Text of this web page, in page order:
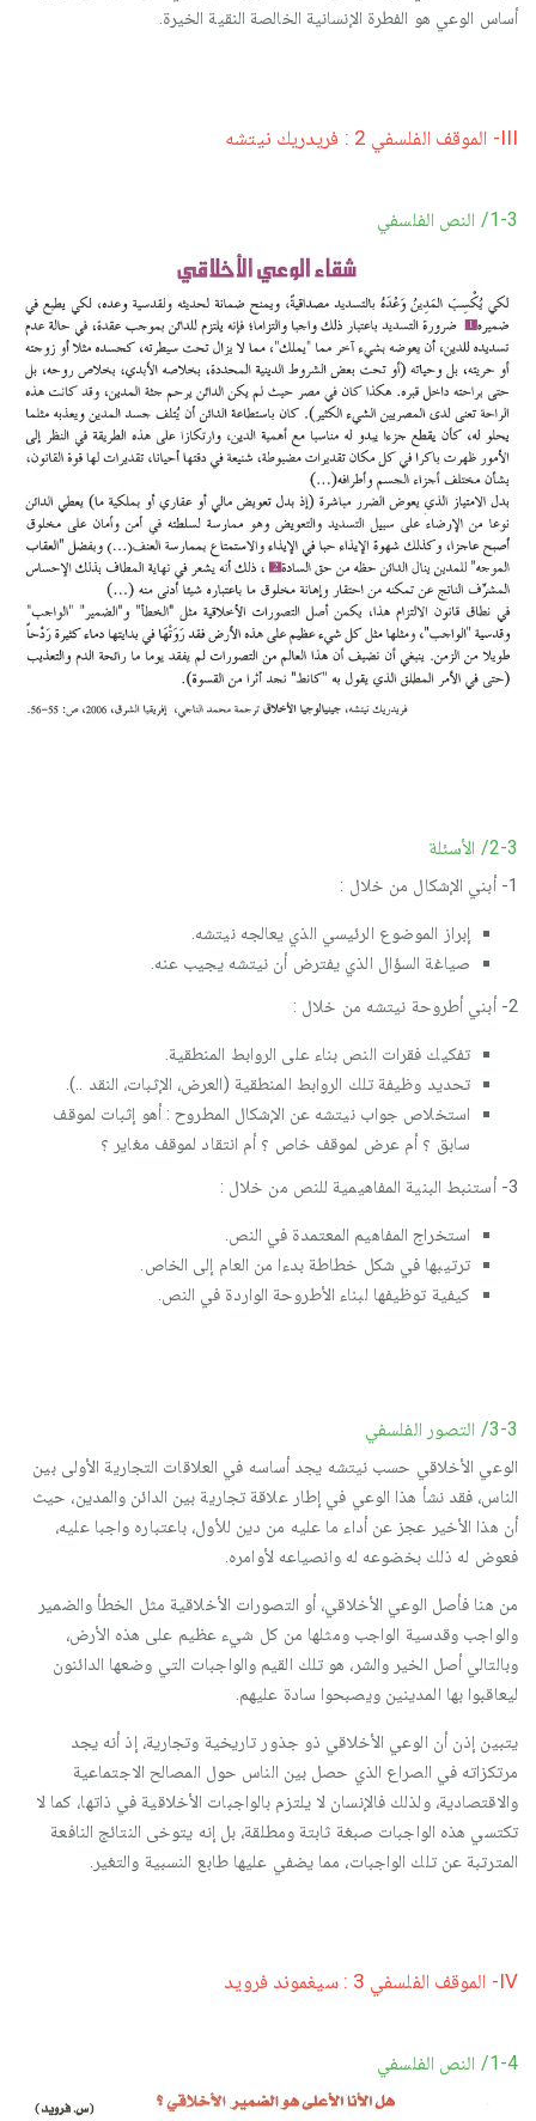
أساس الوعي هو الفطرة الإنسانية الخالصة النقية الخيرة.
III- الموقف الفلسفي 2 : فريدريك نيتشه
1-3/ النص الفلسفي
2-3/ الأسئلة
1- أبني الإشكال من خلال :
إبراز الموضوع الرئيسي الذي يعالجه نيتشه.
صياغة السؤال الذي يفترض أن نيتشه يجيب عنه.
2- أبني أطروحة نيتشه من خلال :
تفكيك فقرات النص بناء على الروابط المنطقية.
تحديد وظيفة تلك الروابط المنطقية (العرض، الإثبات، النقد ..).
استخلاص جواب نيتشه عن الإشكال المطروح : أهو إثبات لموقف
سابق ؟ أم عرض لموقف خاص ؟ أم انتقاد لموقف مغاير ؟
3- أستنبط البنية المفاهيمية للنص من خلال :
استخراج المفاهيم المعتمدة في النص.
ترتيبها في شكل خطاطة بدءا من العام إلى الخاص.
كيفية توظيفها لبناء الأطروحة الواردة في النص.
3-3/ التصور الفلسفي
الوعي الأخلاقي حسب نيتشه يجد أساسه في العلاقات التجارية الأولى بين
الناس، فقد نشأ هذا الوعي في إطار علاقة تجارية بين الدائن والمدين، حيث
أن هذا الأخير عجز عن أداء ما عليه من دين للأول، باعتباره واجبا عليه،
فعوض له ذلك بخضوعه له وانصياعه لأوامره.
من هنا فأصل الوعي الأخلاقي، أو التصورات الأخلاقية مثل الخطأ والضمير
والواجب وقدسية الواجب ومثلها من كل شيء عظيم على هذه الأرض،
وبالتالي أصل الخير والشر، هو تلك القيم والواجبات التي وضعها الدائنون
ليعاقبوا بها المدينين ويصبحوا سادة عليهم.
يتبين إذن أن الوعي الأخلاقي ذو جذور تاريخية وتجارية، إذ أنه يجد
مرتكزاته في الصراع الذي حصل بين الناس حول المصالح الاجتماعية
والاقتصادية، ولذلك فالإنسان لا يلتزم بالواجبات الأخلاقية في ذاتها، كما لا
تكتسي هذه الواجبات صبغة ثابتة ومطلقة، بل إنه يتوخى النتائج النافعة
المترتبة عن تلك الواجبات، مما يضفي عليها طابع النسبية والتغير.
IV- الموقف الفلسفي 3 : سيغموند فرويد
1-4/ النص الفلسفي